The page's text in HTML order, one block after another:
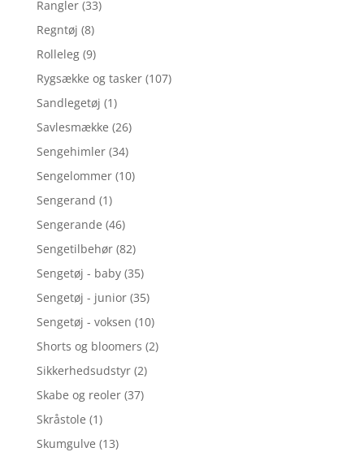
Rangler (33)
Regntøj (8)
Rolleleg (9)
Rygsække og tasker (107)
Sandlegetøj (1)
Savlesmække (26)
Sengehimler (34)
Sengelommer (10)
Sengerand (1)
Sengerande (46)
Sengetilbehør (82)
Sengetøj - baby (35)
Sengetøj - junior (35)
Sengetøj - voksen (10)
Shorts og bloomers (2)
Sikkerhedsudstyr (2)
Skabe og reoler (37)
Skråstole (1)
Skumgulve (13)